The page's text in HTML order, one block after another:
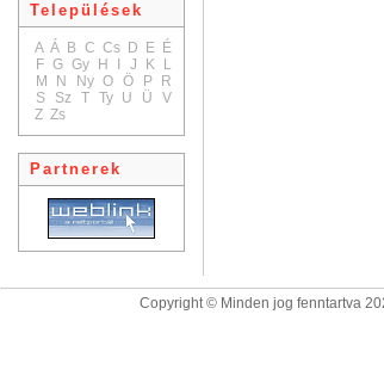
Települések
A Á B C Cs D E É
F G Gy H J K
L
M
N Ny O Ö P
R
S
Sz T Ty U Ü
V
Z Zs
Partnerek
Copyright © Minden jog fenntartva